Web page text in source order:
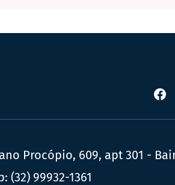
Procópio, 609, apt 301 -
(32) 99932-1361